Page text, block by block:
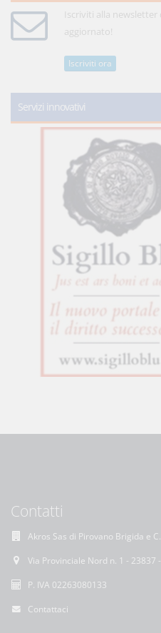
Iscriviti alla
aggiornato!
Iscriviti ora
Servizi innovativi
Contatti
Akros Sas di Pirovano Brigida e C.
Via Provinciale Nord n. 1 - 23837
P. IVA 02263080133
Contattaci